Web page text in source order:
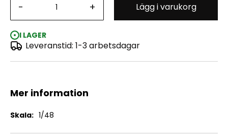
- + Lägg i varukorg
I LAGER
Leveranstid: 1-3 arbetsdagar
Mer information
Mer
1/48